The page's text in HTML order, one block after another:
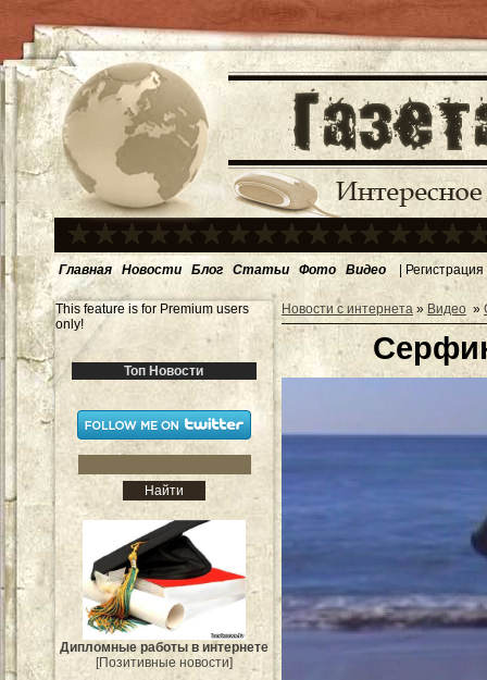
Главная Новости Блог Статьи Фото Видео | Регистрация
This feature is for Premium users
only!
Топ Новости
Дипломные работы в интернете
[Позитивные новости]
Новости с интернета » Видео »